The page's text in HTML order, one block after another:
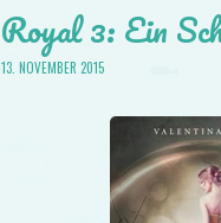
Royal 3: Ein
13. NOVEMBER 2015